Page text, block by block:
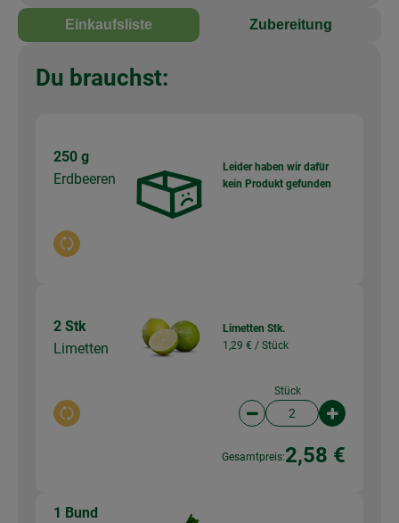
Einkaufsliste Zubereitung
Du brauchst:
250 g
Erdbeeren
Auswahl ändern
Leider haben wir dafür
kein Produkt gefunden
2 Stk
Limetten
Auswahl ändern
Limetten Stk.
1,29 € / Stück
Stück
Artikelanzahl
Gesamtpreis:2,58 €
1 Bund